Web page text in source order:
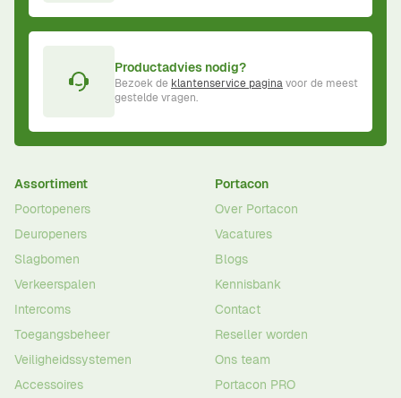
Productadvies nodig?
Bezoek de klantenservice paginavoor de meest
gestelde vragen.
Assortiment
Poortopeners
Deuropeners
Slagbomen
Verkeerspalen
Intercoms
Toegangsbeheer
Veiligheidssystemen
Accessoires
Portacon
Over Portacon
Vacatures
Blogs
Kennisbank
Contact
Reseller worden
Ons team
Portacon PRO